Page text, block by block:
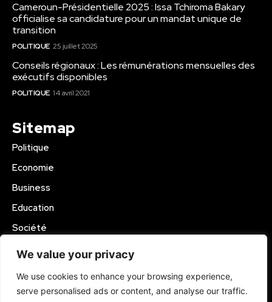
We value your privacy
We use cookies to enhance your browsing experience,
serve personalised ads or content, and analyse our traffic.
Cameroun-Présidentielle 2025 : Issa Tchiroma Bakary
officialise sa candidature pour un mandat unique de
transition
POLITIQUE 25 juillet 2025
Conseils régionaux : Les rémunérations mensuelles des
exécutifs disponibles
POLITIQUE 14 avril 2021
Sitemap
Politique
Economie
Business
Education
Société
Sport
© 2024 Kamer Infos+. All Rights Reserved.